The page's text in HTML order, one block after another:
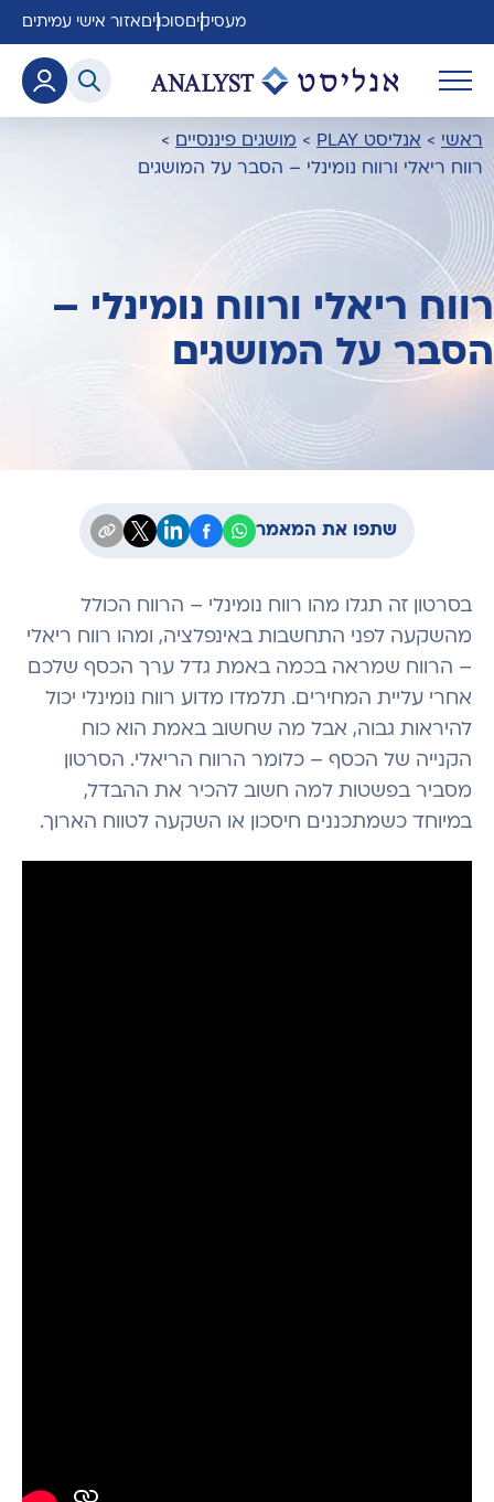
מעסיקים סוכנים אזור אישי עמיתים
ראשי > אנליסט PLAY > מושגים פיננסיים >
רווח ריאלי ורווח נומינלי – הסבר על המושגים
רווח ריאלי ורווח נומינלי –
הסבר על המושגים
שתפו את המאמר
בסרטון זה תגלו מהו רווח נומינלי – הרווח הכולל
מהשקעה לפני התחשבות באינפלציה, ומהו רווח ריאלי
– הרווח שמראה בכמה באמת גדל ערך הכסף שלכם
אחרי עליית המחירים. תלמדו מדוע רווח נומינלי יכול
להיראות גבוה, אבל מה שחשוב באמת הוא כוח
הקנייה של הכסף – כלומר הרווח הריאלי. הסרטון
מסביר בפשטות למה חשוב להכיר את ההבדל,
במיוחד כשמתכננים חיסכון או השקעה לטווח הארוך.